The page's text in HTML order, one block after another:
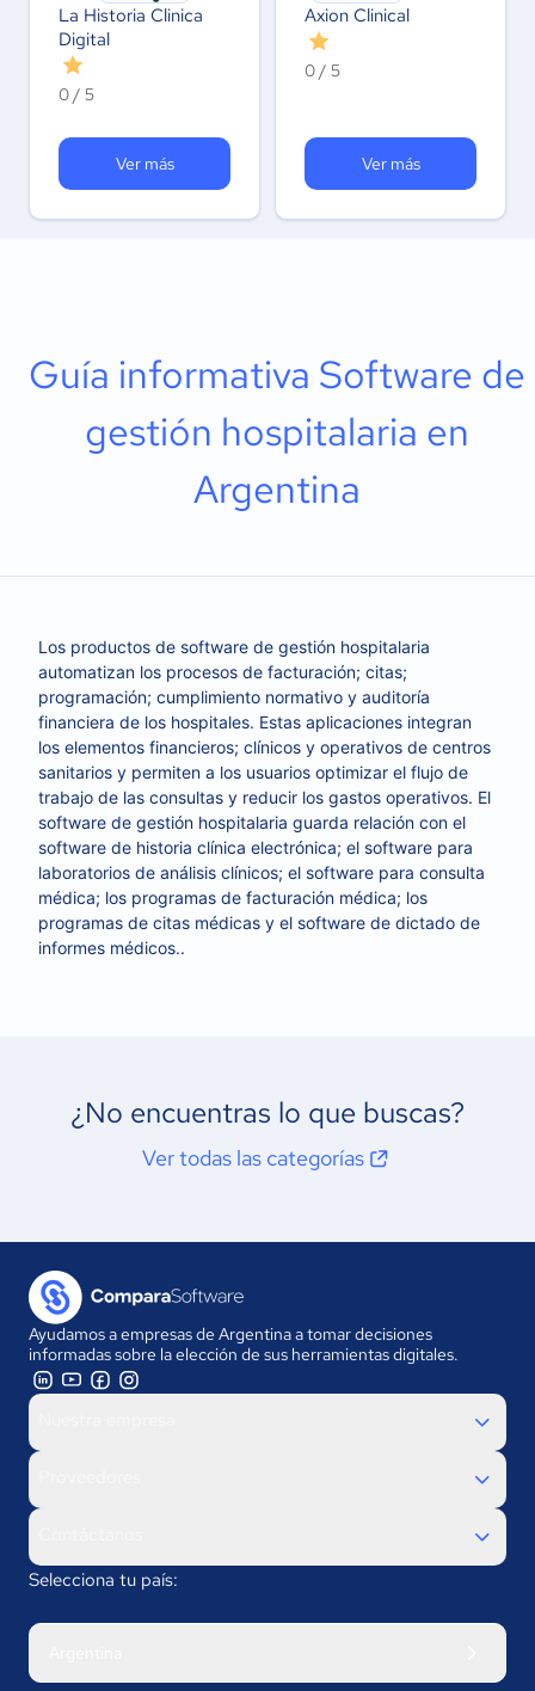
La Historia Clinica
Digital
0 / 5
Ver más
Axion Clinical
0 / 5
Ver más
Guía informativa Software de
gestión hospitalaria en
Argentina
Los productos de software de gestión hospitalaria
automatizan los procesos de facturación; citas;
programación; cumplimiento normativo y auditoría
financiera de los hospitales. Estas aplicaciones integran
los elementos financieros; clínicos y operativos de centros
sanitarios y permiten a los usuarios optimizar el flujo de
trabajo de las consultas y reducir los gastos operativos. El
software de gestión hospitalaria guarda relación con el
software de historia clínica electrónica; el software para
laboratorios de análisis clínicos; el software para consulta
médica; los programas de facturación médica; los
programas de citas médicas y el software de dictado de
informes médicos..
¿No encuentras lo que buscas?
Ver todas las categorías
Ayudamos a empresas de Argentina a tomar decisiones
informadas sobre la elección de sus herramientas digitales.
Selecciona tu país: